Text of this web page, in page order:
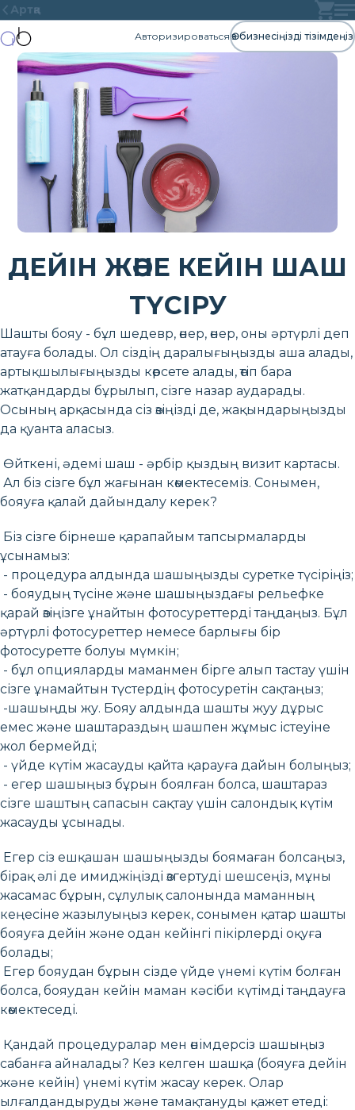
Артқа
Авторизироваться Өз бизнесіңізді тізімдеңіз
ДЕЙІН ЖӘНЕ КЕЙІН ШАШ
ТҮСІРУ
Шашты бояу - бұл шедевр, өнер, өнер, оны әртүрлі деп
атауға болады. Ол сіздің даралығыңызды аша алады,
артықшылығыңызды көрсете алады, өтіп бара
жатқандарды бұрылып, сізге назар аударады.
Осының арқасында сіз өзіңізді де, жақындарыңызды
да қуанта аласыз.
Өйткені, әдемі шаш - әрбір қыздың визит картасы.
Ал біз сізге бұл жағынан көмектесеміз. Сонымен,
бояуға қалай дайындалу керек?
Біз сізге бірнеше қарапайым тапсырмаларды
ұсынамыз:
- процедура алдында шашыңызды суретке түсіріңіз;
- бояудың түсіне және шашыңыздағы рельефке
қарай өзіңізге ұнайтын фотосуреттерді таңдаңыз. Бұл
әртүрлі фотосуреттер немесе барлығы бір
фотосуретте болуы мүмкін;
- бұл опцияларды маманмен бірге алып тастау үшін
сізге ұнамайтын түстердің фотосуретін сақтаңыз;
-шашыңды жу. Бояу алдында шашты жуу дұрыс
емес және шаштараздың шашпен жұмыс істеуіне
жол бермейді;
- үйде күтім жасауды қайта қарауға дайын болыңыз;
- егер шашыңыз бұрын боялған болса, шаштараз
сізге шаштың сапасын сақтау үшін салондық күтім
жасауды ұсынады.
Егер сіз ешқашан шашыңызды боямаған болсаңыз,
бірақ әлі де имиджіңізді өзгертуді шешсеңіз, мұны
жасамас бұрын, сұлулық салонында маманның
кеңесіне жазылуыңыз керек, сонымен қатар шашты
бояуға дейін және одан кейінгі пікірлерді оқуға
болады;
Егер бояудан бұрын сізде үйде үнемі күтім болған
болса, бояудан кейін маман кәсіби күтімді таңдауға
көмектеседі.
Қандай процедуралар мен өнімдерсіз шашыңыз
сабанға айналады? Кез келген шашқа (бояуға дейін
және кейін) үнемі күтім жасау керек. Олар
ылғалдандыруды және тамақтануды қажет етеді: